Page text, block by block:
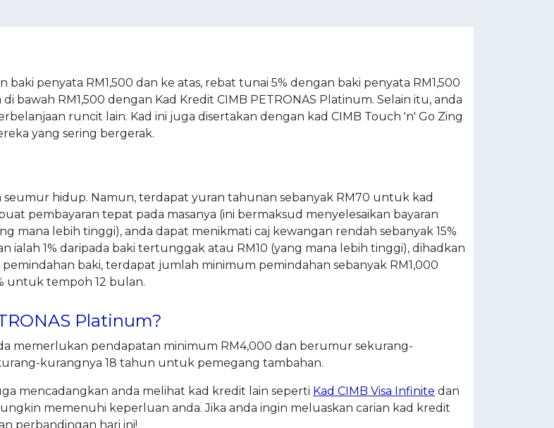
penyata RM1,500 dan ke atas, rebat tunai 5% dengan baki penyata RM1,500
bawah RM1,500 dengan Kad Kredit CIMB PETRONAS Platinum. Selain itu, anda
runcit lain. Kad ini juga disertakan dengan kad CIMB Touch 'n' Go Zing
yang sering bergerak.
hidup. Namun, terdapat yuran tahunan sebanyak RM70 untuk kad
pembayaran tepat pada masanya (ini bermaksud menyelesaikan bayaran
mana lebih tinggi), anda dapat menikmati caj kewangan rendah sebanyak 15%
ialah 1% daripada baki tertunggak atau RM10 (yang mana lebih tinggi), dihadkan
baki, terdapat jumlah minimum pemindahan sebanyak RM1,000
untuk tempoh 12 bulan.
Platinum?
memerlukan pendapatan minimum RM4,000 dan berumur sekurang-
kurangnya 18 tahun untuk pemegang tambahan.
mencadangkan anda melihat kad kredit lain seperti Kad CIMB Visa Infinite dan
memenuhi keperluan anda. Jika anda ingin meluaskan carian kad kredit
perbandingan hari ini!